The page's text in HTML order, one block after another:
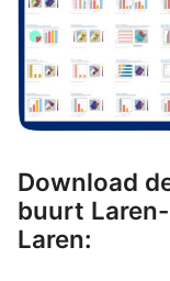
Download
buurt
Laren: